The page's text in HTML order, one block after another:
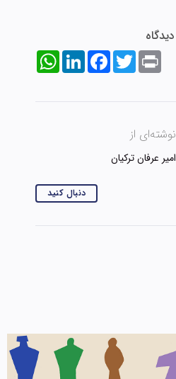
WhatsAppLinkedInFacebookTwitterPrint
نوشته‌ای از
امیر عرفان ترکیان
دنبال کنید